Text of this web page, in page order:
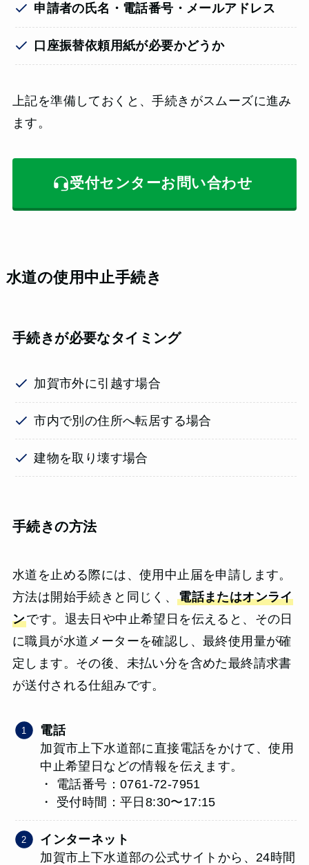
申請者の氏名・電話番号・メールアドレス
口座振替依頼用紙が必要かどうか
上記を準備しておくと、手続きがスムーズに進み
ます。
受付センターお問い合わせ
水道の使用中止手続き
手続きが必要なタイミング
加賀市外に引越す場合
市内で別の住所へ転居する場合
建物を取り壊す場合
手続きの方法
水道を止める際には、使用中止届を申請します。
方法は開始手続きと同じく、電話またはオンライ
ンです。退去日や中止希望日を伝えると、その日
に職員が水道メーターを確認し、最終使用量が確
定します。その後、未払い分を含めた最終請求書
が送付される仕組みです。
電話
加賀市上下水道部に直接電話をかけて、使用
中止希望日などの情報を伝えます。
・ 電話番号：0761-72-7951
・ 受付時間：平日8:30〜17:15
インターネット
加賀市上下水道部の公式サイトから、24時間